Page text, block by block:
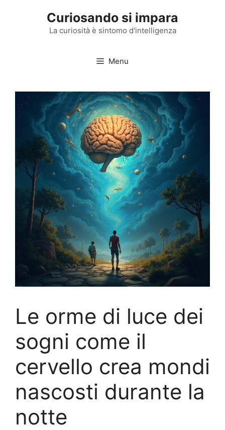
Curiosando si impara
La curiosità è sintomo d'intelligenza
Menu
Le orme di luce dei
sogni come il
cervello crea mondi
nascosti durante la
notte